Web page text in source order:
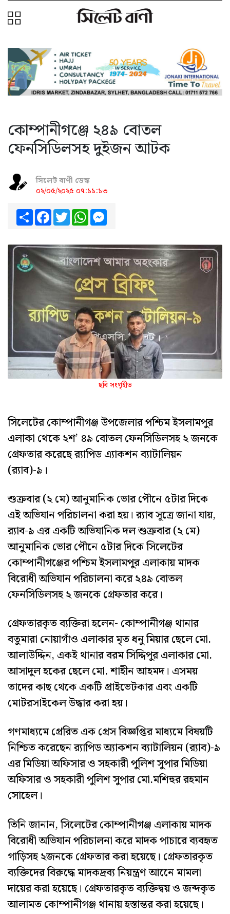
কোম্পানীগঞ্জে ২৪৯ বোতল
ফেনসিডিলসহ দুইজন আটক
সিলেট বাণী ডেস্ক
০২/০৫/২০২৫ ০৭:১১:১৩
ShareFacebook
TwitterWhatsApp
ছবি সংগৃহীত
সিলেটের কোম্পানীগঞ্জ উপজেলার পশ্চিম ইসলামপুর
এলাকা থেকে ২শ’ ৪৯ বোতল ফেনসিডিলসহ ২ জনকে
গ্রেফতার করেছে র‌্যাপিড এ্যাকশন ব্যাটালিয়ন
(র‌্যাব)-৯।
শুক্রবার (২ মে) আনুমানিক ভোর পৌনে ৫টার দিকে
এই অভিযান পরিচালনা করা হয়। র‌্যাব সূত্রে জানা যায়,
র‌্যাব-৯ এর একটি অভিযানিক দল শুক্রবার (২ মে)
আনুমানিক ভোর পৌনে ৫টার দিকে সিলেটের
কোম্পানীগঞ্জের পশ্চিম ইসলামপুর এলাকায় মাদক
বিরোধী অভিযান পরিচালনা করে ২৪৯ বোতল
ফেনসিডিলসহ ২ জনকে গ্রেফতার করে।
গ্রেফতারকৃত ব্যক্তিরা হলেন- কোম্পানীগঞ্জ থানার
বতুমারা নোয়াগাঁও এলাকার মৃত ধনু মিয়ার ছেলে মো.
আলাউদ্দিন, একই থানার বরম সিদ্দিপুর এলাকার মো.
আসাদুল হকের ছেলে মো. শাহীন আহমদ। এসময়
তাদের কাছ থেকে একটি প্রাইভেটকার এবং একটি
মোটরসাইকেল উদ্ধার করা হয়।
গণমাধ্যমে প্রেরিত এক প্রেস বিজ্ঞপ্তির মাধ্যমে বিষয়টি
নিশ্চিত করেছেন র‍্যাপিড অ্যাকশন ব্যাটালিয়ন (র‌্যাব)-৯
এর মিডিয়া অফিসার ও সহকারী পুলিশ সুপার মিডিয়া
অফিসার ও সহকারী পুলিশ সুপার মো.মশিহুর রহমান
সোহেল।
তিনি জানান, সিলেটের কোম্পানীগঞ্জ এলাকায় মাদক
বিরোধী অভিযান পরিচালনা করে মাদক পাচারে ব্যবহৃত
গাড়িসহ ২জনকে গ্রেফতার করা হয়েছে। গ্রেফতারকৃত
ব্যক্তিদের বিরুদ্ধে মাদকদ্রব্য নিয়ন্ত্রণ আনেে মামলা
দায়ের করা হয়েছে। গ্রেফতারকৃত ব্যক্তিদ্বয় ও জব্দকৃত
আলামত কোম্পানীগঞ্জ থানায় হস্তান্তর করা হয়েছে।